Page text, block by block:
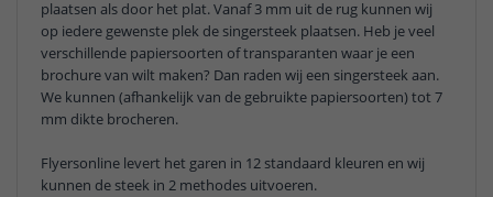
plaatsen als door het plat. Vanaf 3 mm uit de rug kunnen wij
op iedere gewenste plek de singersteek plaatsen. Heb je veel
verschillende papiersoorten of transparanten waar je een
brochure van wilt maken? Dan raden wij een singersteek aan.
We kunnen (afhankelijk van de gebruikte papiersoorten) tot 7
mm dikte brocheren.
Flyersonline levert het garen in 12 standaard kleuren en wij
kunnen de steek in 2 methodes uitvoeren.